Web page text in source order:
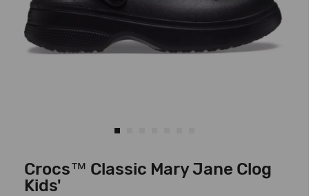
Previous
Crocs™ Classic Mary Jane Clog
Kids'